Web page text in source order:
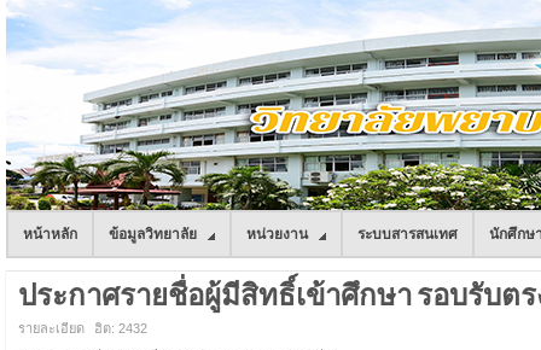
หน้าหลัก ข้อมูลวิทยาลัย หน่วยงาน ระบบสารสนเทศ นักศึกษ
ประกาศรายชื่อผู้มีสิทธิ์เข้าศึกษา รอบรับตร
รายละเอียด ฮิต: 2432